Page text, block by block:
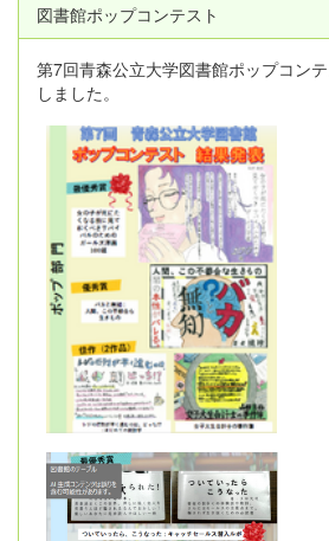
図書館ポップコンテスト
第7回青森公立大学図書館ポップコン
しました。